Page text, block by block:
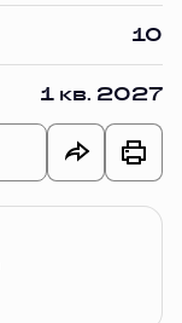
10
1 кв. 2027